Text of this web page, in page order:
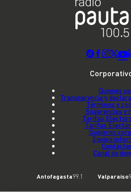
Quienes
Transparencia y
Términos y
Sugerencias y
Tarifas
Tarifas
Gobierno
Equipo
Canal de
Antofagasta99.1 Valparaíso